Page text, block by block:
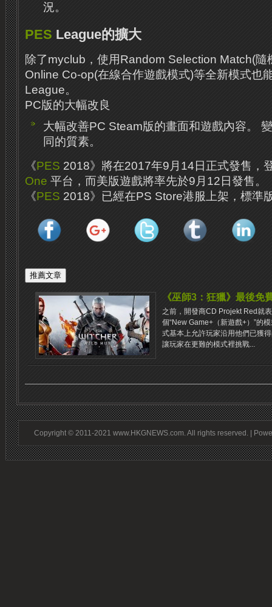
況。
PES League的擴大
除了myclub，使用Random Selection Match(隨
Online Co-op(在線合作遊戲模式)等全新模式也
League。
PC版的大幅改良
大幅改善PC Steam版的畫面和遊戲內容。
同的質素。
《PES 2018》將在2017年9月14日正式發售，
One 平台，而美版遊戲將率先於9月12日發售。
《PES 2018》已經在PS Store港服上架，標準
《巫師3：狂獵》最後免
之前，開發商CD Projekt Red就
個“New Game+（新遊戲+）”的
式基本上允許玩家沿用他們已獲
讓玩家在更難的模式裡挑戰...
Copyright © 2011-2021 www.HKGNEWS.com. All rights reserved. |